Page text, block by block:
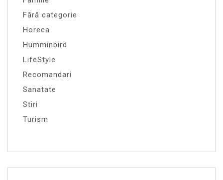
Fără categorie
Horeca
Humminbird
LifeStyle
Recomandari
Sanatate
Stiri
Turism